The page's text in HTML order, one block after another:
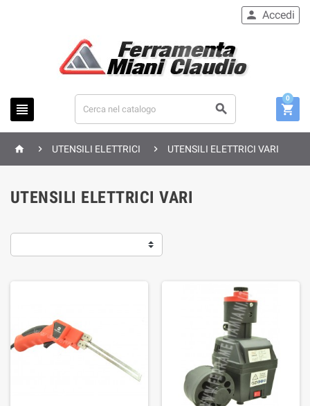
 
 Accedi

0
  UTENSILI ELETTRICI  UTENSILI ELETTRICI VARI
UTENSILI ELETTRICI VARI